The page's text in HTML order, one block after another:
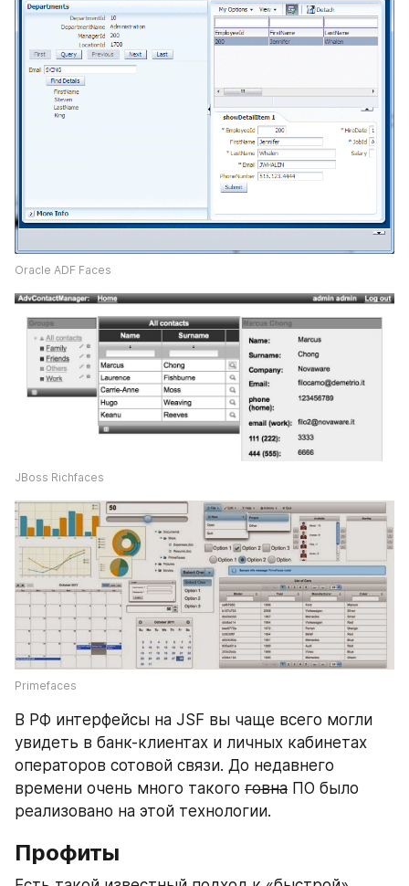
Oracle ADF Faces
JBoss Richfaces
Primefaces
В РФ интерфейсы на JSF вы чаще всего могли
увидеть в банк-клиентах и личных кабинетах
операторов сотовой связи. До недавнего
времени очень много такого говна ПО было
реализовано на этой технологии.
Профиты